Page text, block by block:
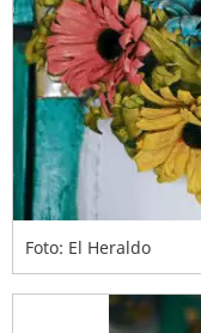
Foto: El Heraldo